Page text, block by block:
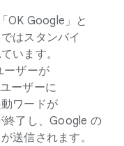
OK Google」と​
は​スタンバイ
います。​
ーザーが​
ーザーに​
ワードが​
終了し、​Google の​
送信されます。​